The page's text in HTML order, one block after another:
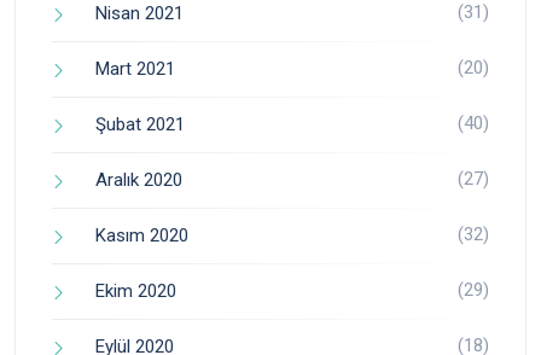
Nisan 2021 (31)
Mart 2021 (20)
Şubat 2021 (40)
Aralık 2020 (27)
Kasım 2020 (32)
Ekim 2020 (29)
Eylül 2020 (18)